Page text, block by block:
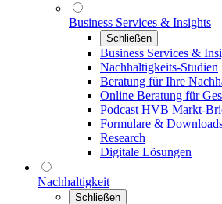
Business Services & Insights
Schließen
Business Services &
Nachhaltigkeits-Studien
Beratung für Ihre
Online Beratung für
Podcast HVB Markt-
Formulare &
Research
Digitale Lösungen
Nachhaltigkeit
Schließen